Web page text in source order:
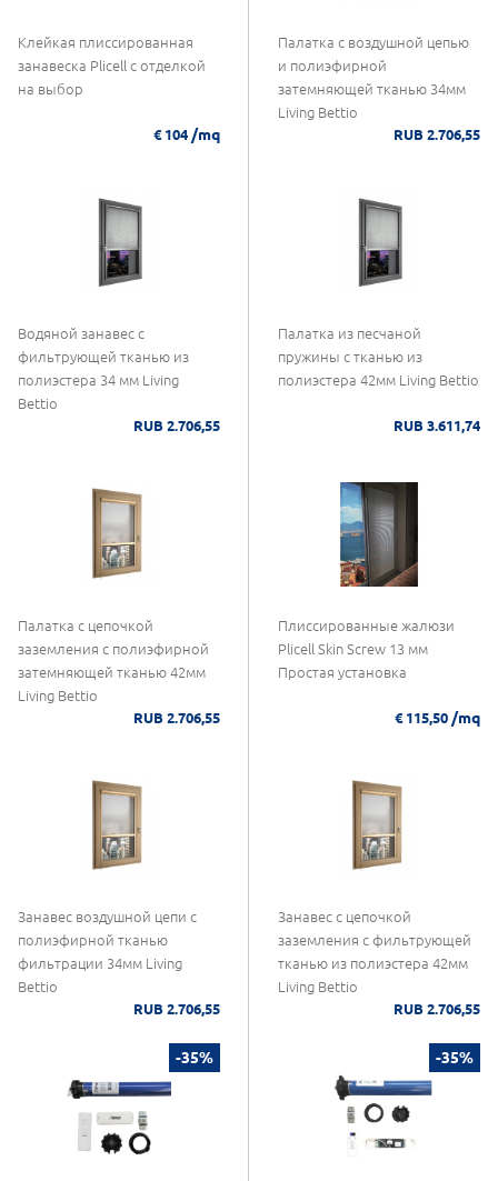
Клейкая плиссированная
занавеска Plicell с отделкой
на выбор
€ 104 /mq
Палатка с воздушной цепью
и полиэфирной
затемняющей тканью 34мм
Living Bettio
RUB 2.706,55
Водяной занавес с
фильтрующей тканью из
полиэстера 34 мм Living
Bettio
RUB 2.706,55
Палатка из песчаной
пружины с тканью из
полиэстера 42мм Living Bettio
RUB 3.611,74
Палатка с цепочкой
заземления с полиэфирной
затемняющей тканью 42мм
Living Bettio
RUB 2.706,55
Плиссированные жалюзи
Plicell Skin Screw 13 мм
Простая установка
€ 115,50 /mq
Занавес воздушной цепи с
полиэфирной тканью
фильтрации 34мм Living
Bettio
RUB 2.706,55
Занавес с цепочкой
заземления с фильтрующей
тканью из полиэстера 42мм
Living Bettio
RUB 2.706,55
-35% -35%